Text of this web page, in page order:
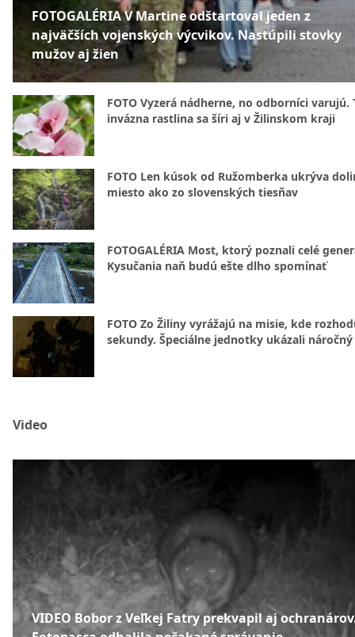
FOTOGALÉRIA V Martine odštartoval jeden z
najväčších vojenských výcvikov. Nastúpili stovky
mužov aj žien
FOTO Vyzerá nádherne, no odborníci varujú.
invázna rastlina sa šíri aj v Žilinskom kraji
FOTO Len kúsok od Ružomberka ukrýva
miesto ako zo slovenských tiesňav
FOTOGALÉRIA Most, ktorý poznali celé
Kysučania naň budú ešte dlho spomínať
FOTO Zo Žiliny vyrážajú na misie, kde
sekundy. Špeciálne jednotky ukázali
Video
VIDEO Bobor z Veľkej Fatry prekvapil aj